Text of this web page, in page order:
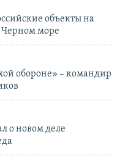
объекты на
Черном море
обороне» – командир
о новом деле